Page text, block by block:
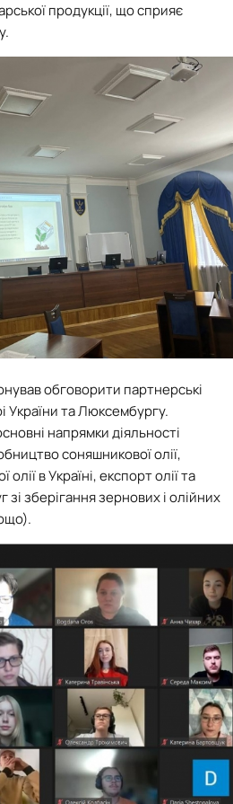
продукції, що сприяє
обговорити партнерські
України та Люксембургу.
напрямки діяльності
соняшникової олії,
в Україні, експорт олії та
зберігання зернових і олійних